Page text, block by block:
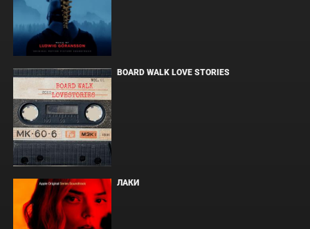
BOARD WALK LOVE STORIES
ЛАКИ